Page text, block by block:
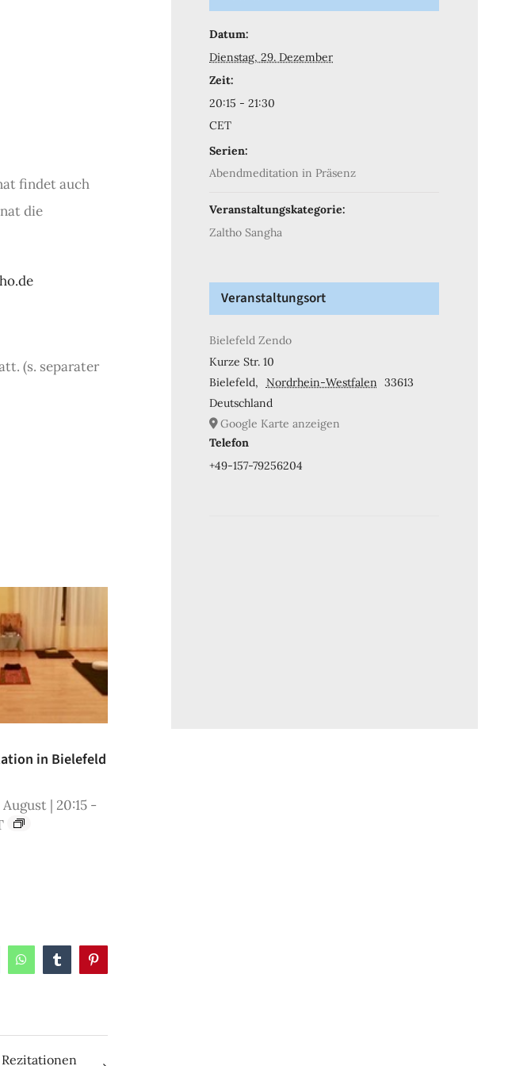
findet auch
die
(s. separater
in Bielefeld
August | 20:15 -
WhatsAppTumblrPinterest
Datum:
Dienstag, 29. Dezember
Zeit:
20:15 - 21:30
CET
Serien:
Abendmeditation in Präsenz
Veranstaltungskategorie:
Zaltho Sangha
Veranstaltungsort
Bielefeld Zendo
Kurze Str. 10
Bielefeld, Nordrhein-Westfalen 33613
Deutschland
Google Karte anzeigen
Telefon
+49-157-79256204